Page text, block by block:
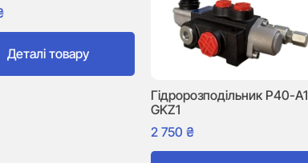
Деталі товару
Гідророзподільник P40-A1
GKZ1
2 750 ₴